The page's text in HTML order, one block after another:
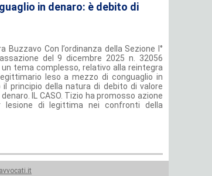
in denaro: è debito di
Buzzavo Con l’ordinanza della Sezione I°
del 9 dicembre 2025 n. 32056
tema complesso, relativo alla reintegra
leso a mezzo di conguaglio in
il principio della natura di debito di valore
IL CASO. Tizio ha promosso azione
lesione di legittima nei confronti della